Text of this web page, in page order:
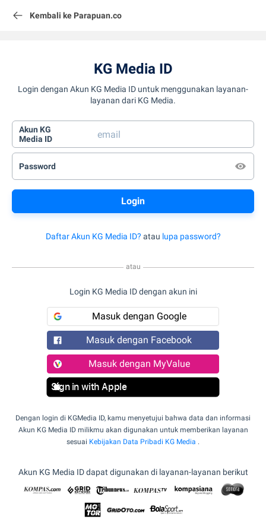
Kembali ke Parapuan.co
KG Media ID
Login dengan Akun KG Media ID untuk menggunakan layanan-
layanan dari KG Media.
Akun KG
Media ID
Password
Daftar Akun KG Media ID? atau lupa password?
atau
Login KG Media ID dengan akun ini
Masuk dengan Google
Masuk dengan Facebook
Masuk dengan MyValue
Sign in with Apple
Dengan login di KGMedia ID, kamu menyetujui bahwa data dan informasi
Akun KG Media ID milikmu akan digunakan untuk memberikan layanan
sesuai Kebijakan Data Pribadi KG Media .
Akun KG Media ID dapat digunakan di layanan-layanan berikut